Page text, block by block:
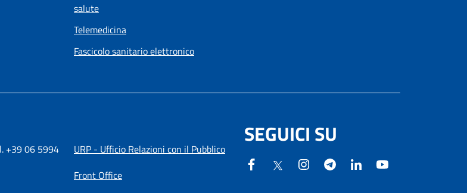
salute
Telemedicina
Fascicolo sanitario elettronico
+39 06 5994
URP - Ufficio Relazioni con il Pubblico
Front Office
SEGUICI SU